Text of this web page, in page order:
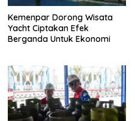
Kemenpar Dorong Wisata
Yacht Ciptakan Efek
Berganda Untuk Ekonomi